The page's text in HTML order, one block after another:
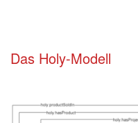
Das Holy-Modell